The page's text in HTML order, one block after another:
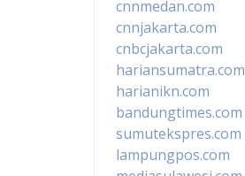
cnnmedan.com
cnnjakarta.com
cnbcjakarta.com
hariansumatra.com
harianikn.com
bandungtimes.com
sumutekspres.com
lampungpos.com